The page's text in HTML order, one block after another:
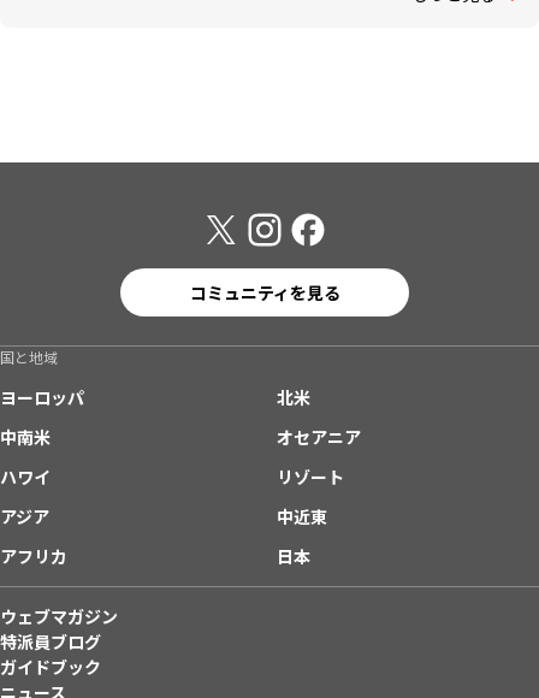
コミュニティを見る
国と地域
ヨーロッパ
北米
中南米
オセアニア
ハワイ
リゾート
アジア
中近東
アフリカ
日本
ウェブマガジン
特派員ブログ
ガイドブック
ニュース